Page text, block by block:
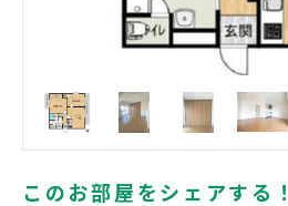
このお部屋をシェアする！